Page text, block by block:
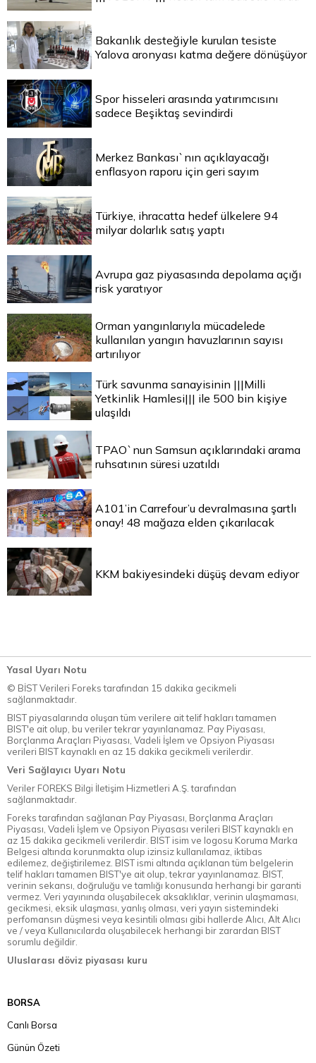
Bakanlık desteğiyle kurulan tesiste
Yalova aronyası katma değere dönüşüyor
Spor hisseleri arasında yatırımcısını
sadece Beşiktaş sevindirdi
Merkez Bankası`nın açıklayacağı
enflasyon raporu için geri sayım
Türkiye, ihracatta hedef ülkelere 94
milyar dolarlık satış yaptı
Avrupa gaz piyasasında depolama açığı
risk yaratıyor
Orman yangınlarıyla mücadelede
kullanılan yangın havuzlarının sayısı
artırılıyor
Türk savunma sanayisinin |||Milli
Yetkinlik Hamlesi||| ile 500 bin kişiye
ulaşıldı
TPAO`nun Samsun açıklarındaki arama
ruhsatının süresi uzatıldı
A101’in Carrefour’u devralmasına şartlı
onay! 48 mağaza elden çıkarılacak
KKM bakiyesindeki düşüş devam ediyor
Yasal Uyarı Notu
© BİST Verileri Foreks tarafından 15 dakika gecikmeli
sağlanmaktadır.
BIST piyasalarında oluşan tüm verilere ait telif hakları tamamen
BIST'e ait olup, bu veriler tekrar yayınlanamaz. Pay Piyasası,
Borçlanma Araçları Piyasası, Vadeli İşlem ve Opsiyon Piyasası
verileri BIST kaynaklı en az 15 dakika gecikmeli verilerdir.
Veri Sağlayıcı Uyarı Notu
Veriler FOREKS Bilgi İletişim Hizmetleri A.Ş. tarafından
sağlanmaktadır.
Foreks tarafından sağlanan Pay Piyasası, Borçlanma Araçları
Piyasası, Vadeli İşlem ve Opsiyon Piyasası verileri BIST kaynaklı en
az 15 dakika gecikmeli verilerdir. BIST isim ve logosu Koruma Marka
Belgesi altında korunmakta olup izinsiz kullanılamaz, iktibas
edilemez, değiştirilemez. BIST ismi altında açıklanan tüm belgelerin
telif hakları tamamen BIST'ye ait olup, tekrar yayınlanamaz. BIST,
verinin sekansı, doğruluğu ve tamlığı konusunda herhangi bir garanti
vermez. Veri yayınında oluşabilecek aksaklıklar, verinin ulaşmaması,
gecikmesi, eksik ulaşması, yanlış olması, veri yayın sistemindeki
perfomansın düşmesi veya kesintili olması gibi hallerde Alıcı, Alt Alıcı
ve / veya Kullanıcılarda oluşabilecek herhangi bir zarardan BIST
sorumlu değildir.
Uluslarası döviz piyasası kuru
BORSA
Canlı Borsa
Günün Özeti